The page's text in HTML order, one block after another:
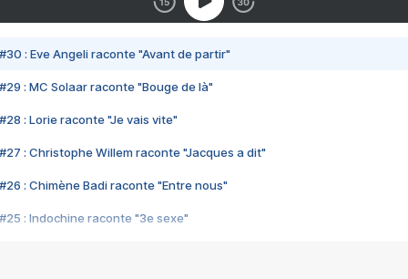
#30 : Eve Angeli raconte "Avant de partir"
#29 : MC Solaar raconte "Bouge de là"
#28 : Lorie raconte "Je vais vite"
#27 : Christophe Willem raconte "Jacques a dit"
#26 : Chimène Badi raconte "Entre nous"
#25 : Indochine raconte "3e sexe"